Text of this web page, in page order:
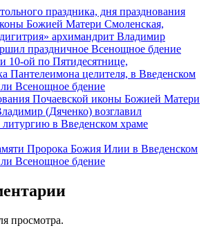
праздника, дня празднования
Божией Матери Смоленская,
архимандрит Владимир
праздничное Всенощное бдение
10-ой по Пятидесятнице,
Пантелеимона целителя, в Введенском
Всенощное бдение
Почаевской иконы Божией Матери
(Дяченко) возглавил
в Введенском храме
Пророка Божия Илии в Введенском
Всенощное бдение
просмотра.